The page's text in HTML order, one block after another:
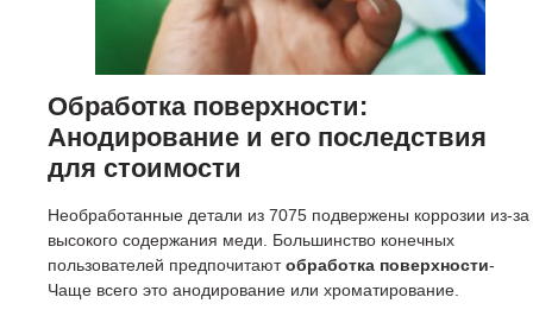
Обработка поверхности:
Анодирование и его последствия
для стоимости
Необработанные детали из 7075 подвержены коррозии из-за
высокого содержания меди. Большинство конечных
пользователей предпочитаютобработка поверхности-
Чаще всего это анодирование или хроматирование.